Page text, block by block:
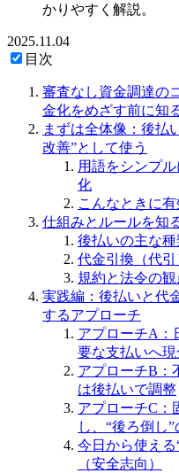
かりやすく解説。
2025.11.04
目次
審査なし資金調達の
金化をめざす前に知
まずは全体像：後払
改善”として使う
用語をシンプ
化
こんなときに
仕組みとルールを知
後払いの主な
代金引換（代
規約と法令の
実践編：後払いと代
するアプローチ
アプローチA：
要な支払いへ現
アプローチB：
は後払いで調整
アプローチC：
し、“後ろ倒し
今日から使える
（安全志向）